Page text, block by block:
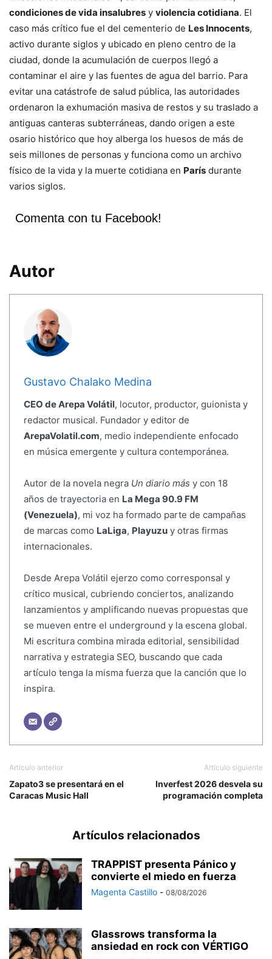
condiciones de vida insalubres y violencia cotidiana. El
caso más crítico fue el del cementerio de Les Innocents,
activo durante siglos y ubicado en pleno centro de la
ciudad, donde la acumulación de cuerpos llegó a
contaminar el aire y las fuentes de agua del barrio. Para
evitar una catástrofe de salud pública, las autoridades
ordenaron la exhumación masiva de restos y su traslado a
antiguas canteras subterráneas, dando origen a este
osario histórico que hoy alberga los huesos de más de
seis millones de personas y funciona como un archivo
físico de la vida y la muerte cotidiana en París durante
varios siglos.
Comenta con tu Facebook!
Autor
Gustavo Chalako Medina
CEO de Arepa Volátil, locutor, productor, guionista y
redactor musical. Fundador y editor de
ArepaVolatil.com, medio independiente enfocado
en música emergente y cultura contemporánea.
Autor de la novela negra Un diario más y con 18
años de trayectoria en La Mega 90.9 FM
(Venezuela), mi voz ha formado parte de campañas
de marcas como LaLiga, Playuzuy otras firmas
internacionales.
Desde Arepa Volátil ejerzo como corresponsal y
crítico musical, cubriendo conciertos, analizando
lanzamientos y amplificando nuevas propuestas que
se mueven entre el underground y la escena global.
Mi escritura combina mirada editorial, sensibilidad
narrativa y estrategia SEO, buscando que cada
artículo tenga la misma fuerza que la canción que lo
inspira.
Artículo anterior
Zapato3 se presentará en el
Caracas Music Hall
Artículo siguiente
Inverfest 2026 desvela su
programación completa
Artículos relacionados
TRAPPIST presenta Pánico y
convierte el miedo en fuerza
Magenta Castillo - 08/08/2026
Glassrows transforma la
ansiedad en rock con VÉRTIGO